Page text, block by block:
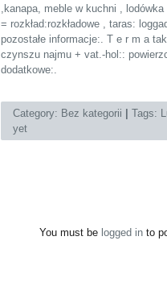
,kanapa, meble w kuchni ,
= rozkład:rozkładowe , taras:
pozostałe informacje:. T e r m a
czynszu najmu + vat.-hol::
dodatkowe:.
Category: Bez kategorii Tags:
yet
You must be logged in to